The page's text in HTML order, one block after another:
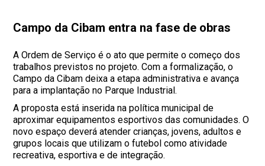
Campo da Cibam entra na fase de obras
A Ordem de Serviço é o ato que permite o começo dos
trabalhos previstos no projeto. Com a formalização, o
Campo da Cibam deixa a etapa administrativa e avança
para a implantação no Parque Industrial.
A proposta está inserida na política municipal de
aproximar equipamentos esportivos das comunidades. O
novo espaço deverá atender crianças, jovens, adultos e
grupos locais que utilizam o futebol como atividade
recreativa, esportiva e de integração.